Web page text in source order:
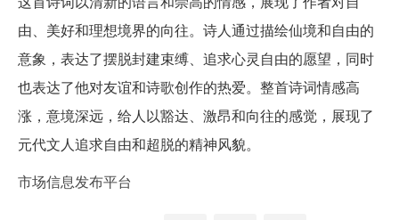
由、美好和理想境界的向往。诗人通过描绘仙境和自由的
意象，表达了摆脱封建束缚、追求心灵自由的愿望，同时
也表达了他对友谊和诗歌创作的热爱。整首诗词情感高
涨，意境深远，给人以豁达、激昂和向往的感觉，展现了
元代文人追求自由和超脱的精神风貌。
市场信息发布平台